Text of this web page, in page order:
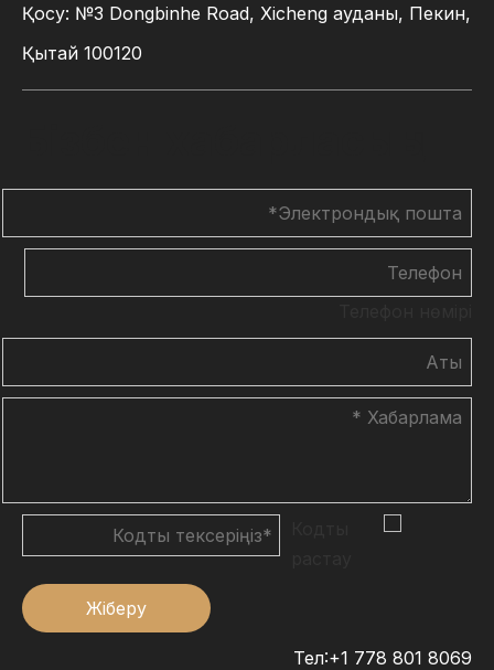
Қосу: №3 Dongbinhe Road, Xicheng ауданы, Пекин,
Қытай 100120
Жіберу
Тел:+1 778 801 8069